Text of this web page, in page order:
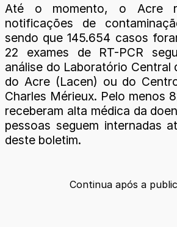
Até o momento, o Acre
notificações de
sendo que 145.654 casos
22 exames de RT-PCR
análise do Laboratório Central
do Acre (Lacen) ou do
Charles Mérieux. Pelo menos
receberam alta médica da
pessoas seguem internadas
deste boletim.
Continua após a